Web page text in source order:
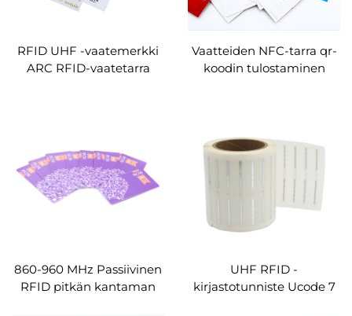
RFID UHF -vaatemerkki
ARC RFID-vaatetarra
Vaatteiden NFC-tarra qr-
koodin tulostaminen
vaatevarastolle
860-960 MHz Passiivinen
RFID pitkän kantaman
UHF RFID -
kirjastotunniste Ucode 7